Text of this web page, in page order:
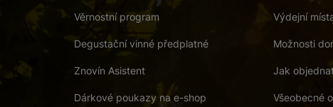
Věrnostní program
Degustační vinné předplatné
Znovín Asistent
Dárkové poukazy na e-shop
Výdejní
Možnosti
Jak
Všeobecné